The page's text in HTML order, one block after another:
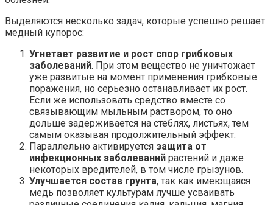
Выделяются несколько задач, которые успешно решает
медный купорос:
Угнетает развитие и рост спор грибковых
заболеваний. При этом вещество не уничтожает
уже развитые на момент применения грибковые
поражения, но серьезно останавливает их рост.
Если же использовать средство вместе со
связывающим мыльным раствором, то оно
дольше задерживается на стеблях, листьях, тем
самым оказывая продолжительный эффект.
Параллельно активируется защита от
инфекционных заболеваний растений и даже
некоторых вредителей, в том числе грызунов.
Улучшается состав грунта, так как имеющаяся
медь позволяет культурам лучше усваивать